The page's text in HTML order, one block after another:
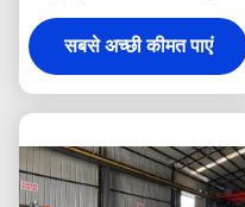
नियंत्रण
सबसे अच्छी कीमत पाएं